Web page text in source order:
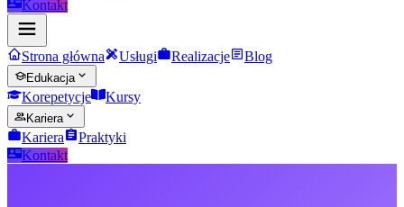
Kontakt
Strona główna Usługi Realizacje Blog
Edukacja
Korepetycje Kursy
Kariera
Kariera
Praktyki
Kontakt